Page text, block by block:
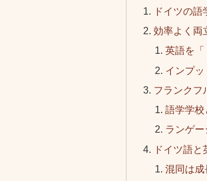
ドイツの
効率よく両
英語を
インプ
フランクフ
語学学
ランゲ
ドイツ語
混同は成